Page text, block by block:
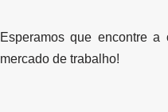
Esperamos que encontre
mercado de trabalho!